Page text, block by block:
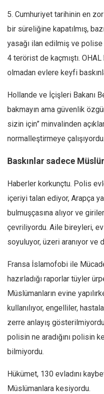
5. Cumhuriyet tarihinin en
bir süreliğine kapatılmış,
yasağı ilan edilmiş ve
4 terörist de kaçmıştı.
olmadan evlere keyfi
Hollande ve İçişleri Bakanı
bakmayın ama güvenlik
sizin için” minvalinden
normalleştirmeye çalışıyordu.
Baskınlar sadece
Haberler korkunçtu. Polis
içeriyi talan ediyor, Arapça
bulmuşçasına alıyor ve
çevriliyordu. Aile bireyleri, ev
soyuluyor, üzeri aranıyor ve
Fransa İslamofobi ile
hazırladığı raporlar tüyler
Müslümanların evine
kullanılıyor, engelliler,
zerre anlayış
polisin ne aradığını polisin
bilmiyordu.
Hükümet, 130 evladını
Müslümanlara kesiyordu.